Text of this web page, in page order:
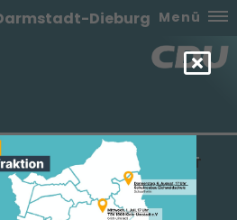
Dieburg Menü
ERLERNEN DER SPRACHE IST
TEIL IM
- 500,- EURO FÜR DEN